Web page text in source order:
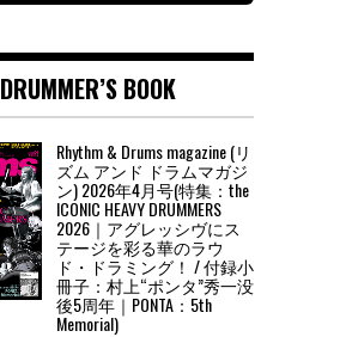
DRUMMER’S BOOK
Rhythm & Drums magazine (リ
ズム アンド ドラムマガジ
ン) 2026年4月号(特集：the
ICONIC HEAVY DRUMMERS
2026｜アグレッシヴにス
テージを彩る華のラウ
ド・ドラミング！ / 付録小
冊子：村上“ポンタ”秀一没
後5周年｜PONTA：5th
Memorial)